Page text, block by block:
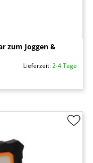
zum Joggen &
Lieferzeit:2-4 Tage